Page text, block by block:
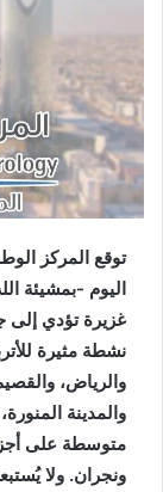
توقع المركز
اليوم -بمشيئة
غزيرة تؤدي إلى
نشطة مثيرة
والرياض،
والمدينة
متوسطة على
ونجران. ولا